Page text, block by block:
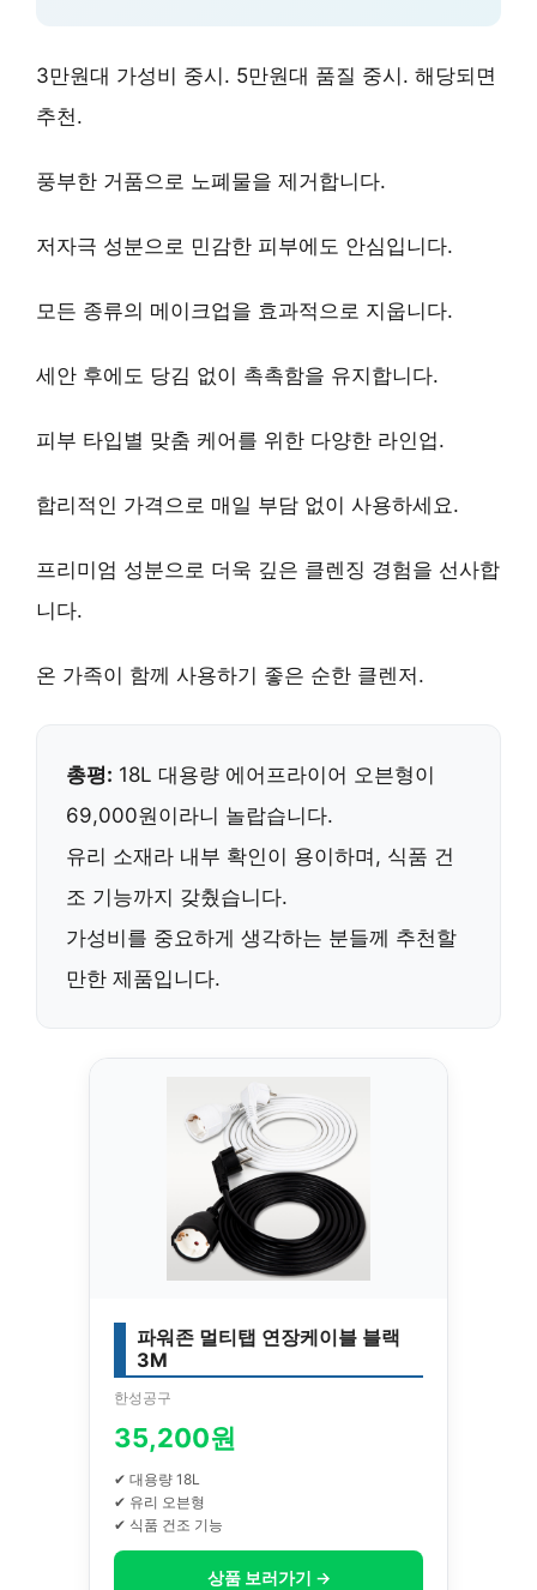
3만원대 가성비 중시. 5만원대 품질 중시. 해당되면
추천.
풍부한 거품으로 노폐물을 제거합니다.
저자극 성분으로 민감한 피부에도 안심입니다.
모든 종류의 메이크업을 효과적으로 지웁니다.
세안 후에도 당김 없이 촉촉함을 유지합니다.
피부 타입별 맞춤 케어 를 위한 다양한 라인업.
합리적인 가격으로 매일 부담 없이 사용하세요.
프리미엄 성분으로 더욱 깊은 클렌징 경험을 선사합
니다.
온 가족이 함께 사용하기 좋은 순한 클렌저.
총평: 18L 대용량 에어프라이어 오븐형이
69,000원이라니 놀랍습니다.
유리 소재라 내부 확인이 용이하며, 식품 건
조 기능까지 갖췄습니다.
가성비를 중요하게 생각하는 분들께 추천할
만한 제품입니다.
파워존 멀티탭 연장케이블 블랙
3M
한성공구
35,200원
✔ 대용량 18L
✔ 유리 오븐형
✔ 식품 건조 기능
상품 보러가기 →